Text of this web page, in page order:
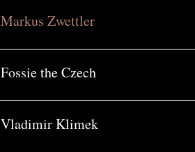
Markus Zwettler
Fossie the Czech
Vladimir Klimek